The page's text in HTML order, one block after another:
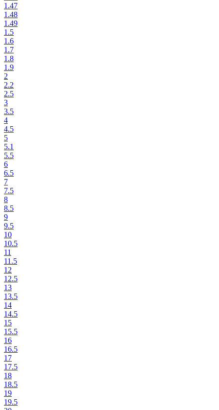
1.47
1.48
1.49
1.5
1.6
1.7
1.8
1.9
2
2.2
2.5
3
3.5
4
4.5
5
5.1
5.5
6
6.5
7
7.5
8
8.5
9
9.5
10
10.5
11
11.5
12
12.5
13
13.5
14
14.5
15
15.5
16
16.5
17
17.5
18
18.5
19
19.5